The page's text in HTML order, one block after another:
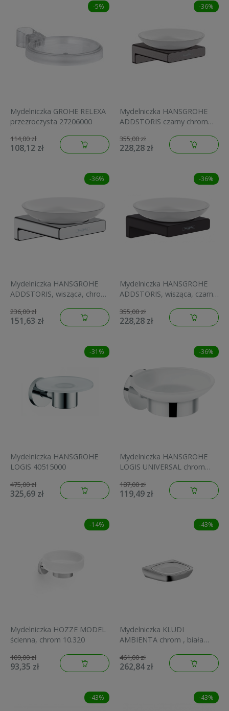
-5%
Mydelniczka GROHE RELEXA
przezroczysta 27206000
114,00 zł
108,12 zł
-36%
Mydelniczka HANSGROHE
ADDSTORIS czarny chrom
355,00 zł
228,28 zł
-36%
Mydelniczka HANSGROHE
ADDSTORIS, wisząca, chrom
236,00 zł
151,63 zł
-36%
Mydelniczka HANSGROHE
ADDSTORIS, wisząca, czarny
355,00 zł
228,28 zł
-31%
Mydelniczka HANSGROHE
LOGIS 40515000
475,00 zł
325,69 zł
-36%
Mydelniczka HANSGROHE
LOGIS UNIVERSAL chrom
187,00 zł
119,49 zł
-14%
Mydelniczka HOZZE MODEL
ścienna, chrom 10.320
109,00 zł
93,35 zł
-43%
Mydelniczka KLUDI
AMBIENTA chrom , biała
461,00 zł
262,84 zł
-43% -43%